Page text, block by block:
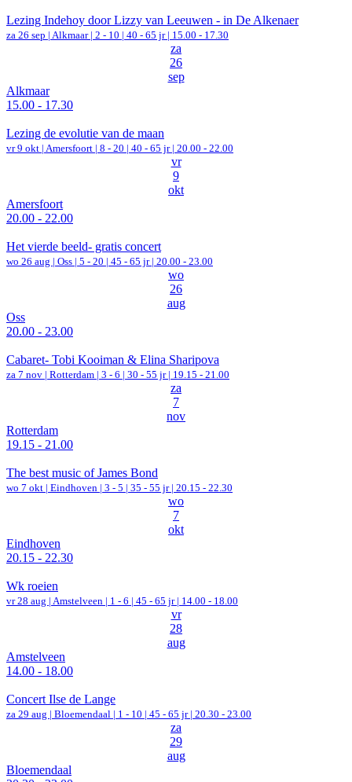
Lezing Indehoy door Lizzy van Leeuwen - in De Alkenaer
za 26 sep | Alkmaar | 2 - 10 | 40 - 65 jr | 15.00 - 17.30
za
26
sep
Alkmaar
15.00 - 17.30
Lezing de evolutie van de maan
vr 9 okt | Amersfoort | 8 - 20 | 40 - 65 jr | 20.00 - 22.00
vr
9
okt
Amersfoort
20.00 - 22.00
Het vierde beeld- gratis concert
wo 26 aug | Oss | 5 - 20 | 45 - 65 jr | 20.00 - 23.00
wo
26
aug
Oss
20.00 - 23.00
Cabaret- Tobi Kooiman & Elina Sharipova
za 7 nov | Rotterdam | 3 - 6 | 30 - 55 jr | 19.15 - 21.00
za
7
nov
Rotterdam
19.15 - 21.00
The best music of James Bond
wo 7 okt | Eindhoven | 3 - 5 | 35 - 55 jr | 20.15 - 22.30
wo
7
okt
Eindhoven
20.15 - 22.30
Wk roeien
vr 28 aug | Amstelveen | 1 - 6 | 45 - 65 jr | 14.00 - 18.00
vr
28
aug
Amstelveen
14.00 - 18.00
Concert Ilse de Lange
za 29 aug | Bloemendaal | 1 - 10 | 45 - 65 jr | 20.30 - 23.00
za
29
aug
Bloemendaal